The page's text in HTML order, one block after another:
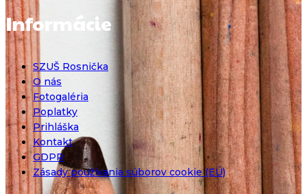
Informácie
SZUŠ Rosnička
O nás
Fotogaléria
Poplatky
Prihláška
Kontakt
GDPR
Zásady používania súborov cookie (EÚ)